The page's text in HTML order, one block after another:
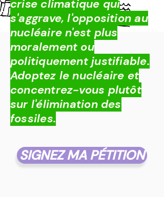
crise climatique qui
s'aggrave, l'opposition au
nucléaire n'est plus
moralement ou
politiquement justifiable.
Adoptez le nucléaire et
concentrez-vous plutôt
sur l'élimination des
fossiles.
SIGNEZ MA PÉTITION